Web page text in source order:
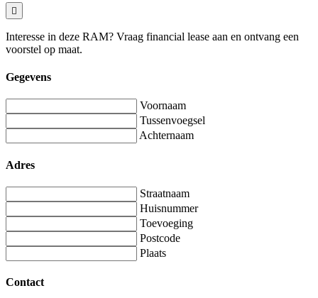
Interesse in deze RAM? Vraag financial lease aan en ontvang een
voorstel op maat.
Gegevens
Voornaam
Tussenvoegsel
Achternaam
Adres
Straatnaam
Huisnummer
Toevoeging
Postcode
Plaats
Contact